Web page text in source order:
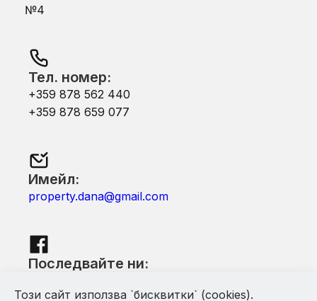
№4
Тел. номер:
+359 878 562 440
+359 878 659 077
Имейл:
property.dana@gmail.com
Последвайте ни:
Този сайт използва `бисквитки` (cookies).